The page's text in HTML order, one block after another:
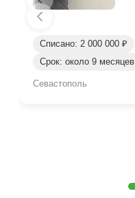
Списано: 2 000 000 ₽
Срок: около 9 месяцев
Севастополь